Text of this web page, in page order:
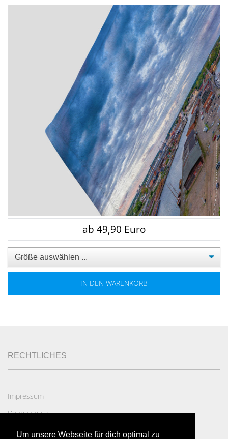
Um unsere Webseite für dich optimal zu
ab 49,90 Euro
IN DEN WARENKORB
RECHTLICHES
Impressum
Datenschutz
AGB